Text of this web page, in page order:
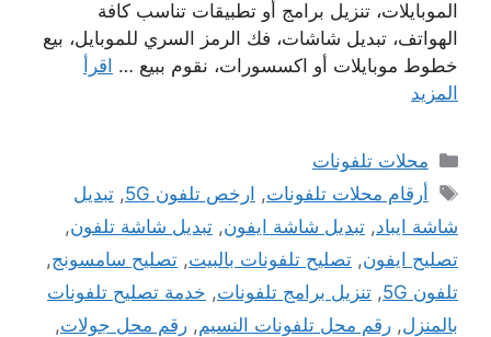
الموبايلات، تنزيل برامج أو تطبيقات تناسب كافة
الهواتف، تبديل شاشات، فك الرمز السري للموبايل، بيع
خطوط موبايلات أو اكسسورات، نقوم ببيع … اقرأ
المزيد
التصنيفات
محلات تلفونات
الوسوم
أرقام محلات تلفونات, ارخص تلفون 5G ,تبديل
شاشة ايباد, تبديل شاشة ايفون, تبديل شاشة تلفون,
تصليح ايفون, تصليح تلفونات بالبيت, تصليح سامسونج,
تلفون 5G
, تنزيل برامج تلفونات, خدمة تصليح تلفونات
بالمنزل, رقم محل تلفونات النسيم, رقم محل جولات,